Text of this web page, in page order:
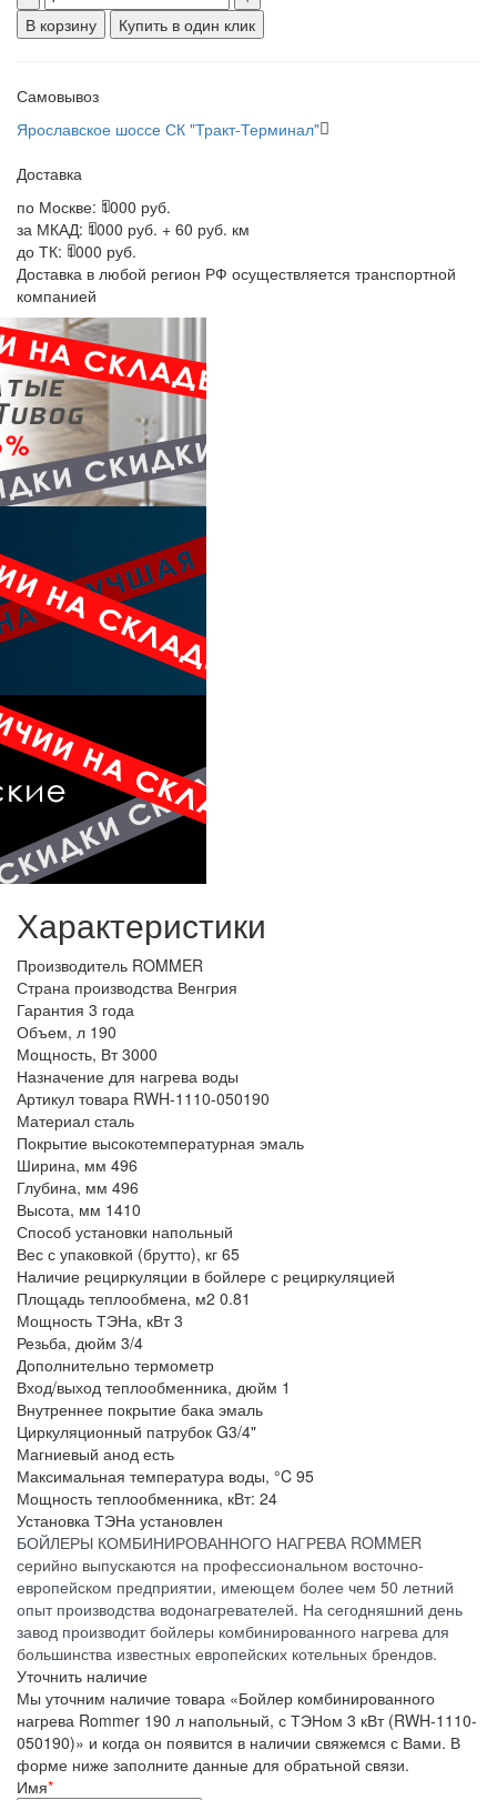
В корзину
Купить в один клик
Самовывоз
Ярославское шоссе СК "Тракт-Терминал"
Доставка
по Москве: 1000 руб.
за МКАД: 1000 руб. + 60 руб. км
до ТК: 1000 руб.
Доставка в любой регион РФ осуществляется транспортной
компанией
Характеристики
Производитель ROMMER
Страна производства Венгрия
Гарантия 3 года
Объем, л 190
Мощность, Вт 3000
Назначение для нагрева воды
Артикул товара RWH-1110-050190
Материал сталь
Покрытие высокотемпературная эмаль
Ширина, мм 496
Глубина, мм 496
Высота, мм 1410
Способ установки напольный
Вес с упаковкой (брутто), кг 65
Наличие рециркуляции в бойлере с рециркуляцией
Площадь теплообмена, м2 0.81
Мощность ТЭНа, кВт 3
Резьба, дюйм 3/4
Дополнительно термометр
Вход/выход теплообменника, дюйм 1
Внутреннее покрытие бака эмаль
Циркуляционный патрубок G3/4"
Магниевый анод есть
Максимальная температура воды, °C 95
Мощность теплообменника, кВт: 24
Установка ТЭНа установлен
БОЙЛЕРЫ КОМБИНИРОВАННОГО НАГРЕВА ROMMER
серийно выпускаются на профессиональном восточно-
европейском предприятии, имеющем более чем 50 летний
опыт производства водонагревателей. На сегодняшний день
завод производит бойлеры комбинированного нагрева для
большинства известных европейских котельных брендов.
Уточнить наличие
Мы уточним наличие товара «Бойлер комбинированного
нагрева Rommer 190 л напольный, с ТЭНом 3 кВт (RWH-1110-
050190)» и когда он появится в наличии свяжемся с Вами. В
форме ниже заполните данные для обратьной связи.
Имя*